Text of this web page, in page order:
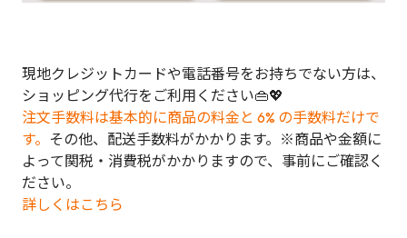
現地クレジットカードや電話番号をお持ちでない方は、
ショッピング代行をご利用ください👜💖
注文手数料は基本的に商品の料金と 6% の手数料だけで
す。 その他、配送手数料がかかります。※商品や金額に
よって関税・消費税がかかりますので、事前にご確認く
ださい。
詳しくはこちら